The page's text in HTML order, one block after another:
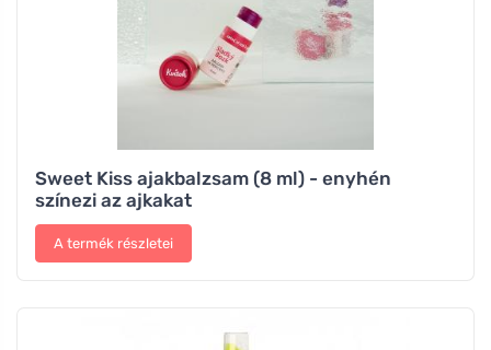
Sweet Kiss ajakbalzsam (8 ml) - enyhén
színezi az ajkakat
A termék részletei